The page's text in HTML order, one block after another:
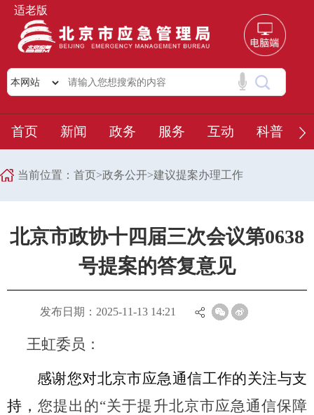
适老版
首页 新闻 政务 服务 互动 科普
当前位置： 首页>政务公开>建议提案办理工作
北京市政协十四届三次会议第0638
号提案的答复意见
发布日期：2025-11-13 14:21
王虹委员：
感谢您对北京市应急通信工作的关注与支
持，您提出的“关于提升北京市应急通信保障